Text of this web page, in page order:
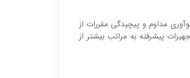
مداوم و پیچیدگی مقررات از
پیشرفته به مراتب بیشتر از